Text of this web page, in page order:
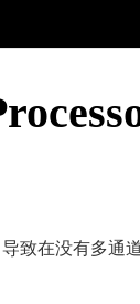
致在没有多通